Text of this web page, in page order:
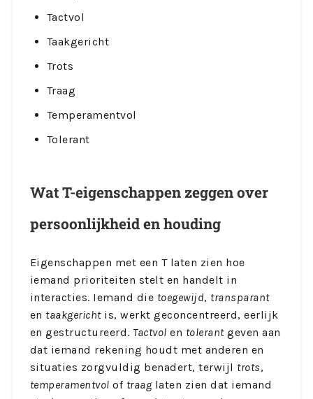
Tactvol
Taakgericht
Trots
Traag
Temperamentvol
Tolerant
Wat T-eigenschappen zeggen over
persoonlijkheid en houding
Eigenschappen met een T laten zien hoe
iemand prioriteiten stelt en handelt in
interacties. Iemand die toegewijd, transparant
en taakgerichtis, werkt geconcentreerd, eerlijk
en gestructureerd. Tactvol en tolerantgeven aan
dat iemand rekening houdt met anderen en
situaties zorgvuldig benadert, terwijl trots,
temperamentvol of traaglaten zien dat iemand